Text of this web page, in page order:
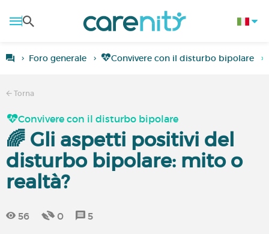
Foro generale Convivere con il disturbo bipolare
Torna
Convivere con il disturbo bipolare
🌈 Gli aspetti positivi del
disturbo bipolare: mito o
realtà?
56 0 5